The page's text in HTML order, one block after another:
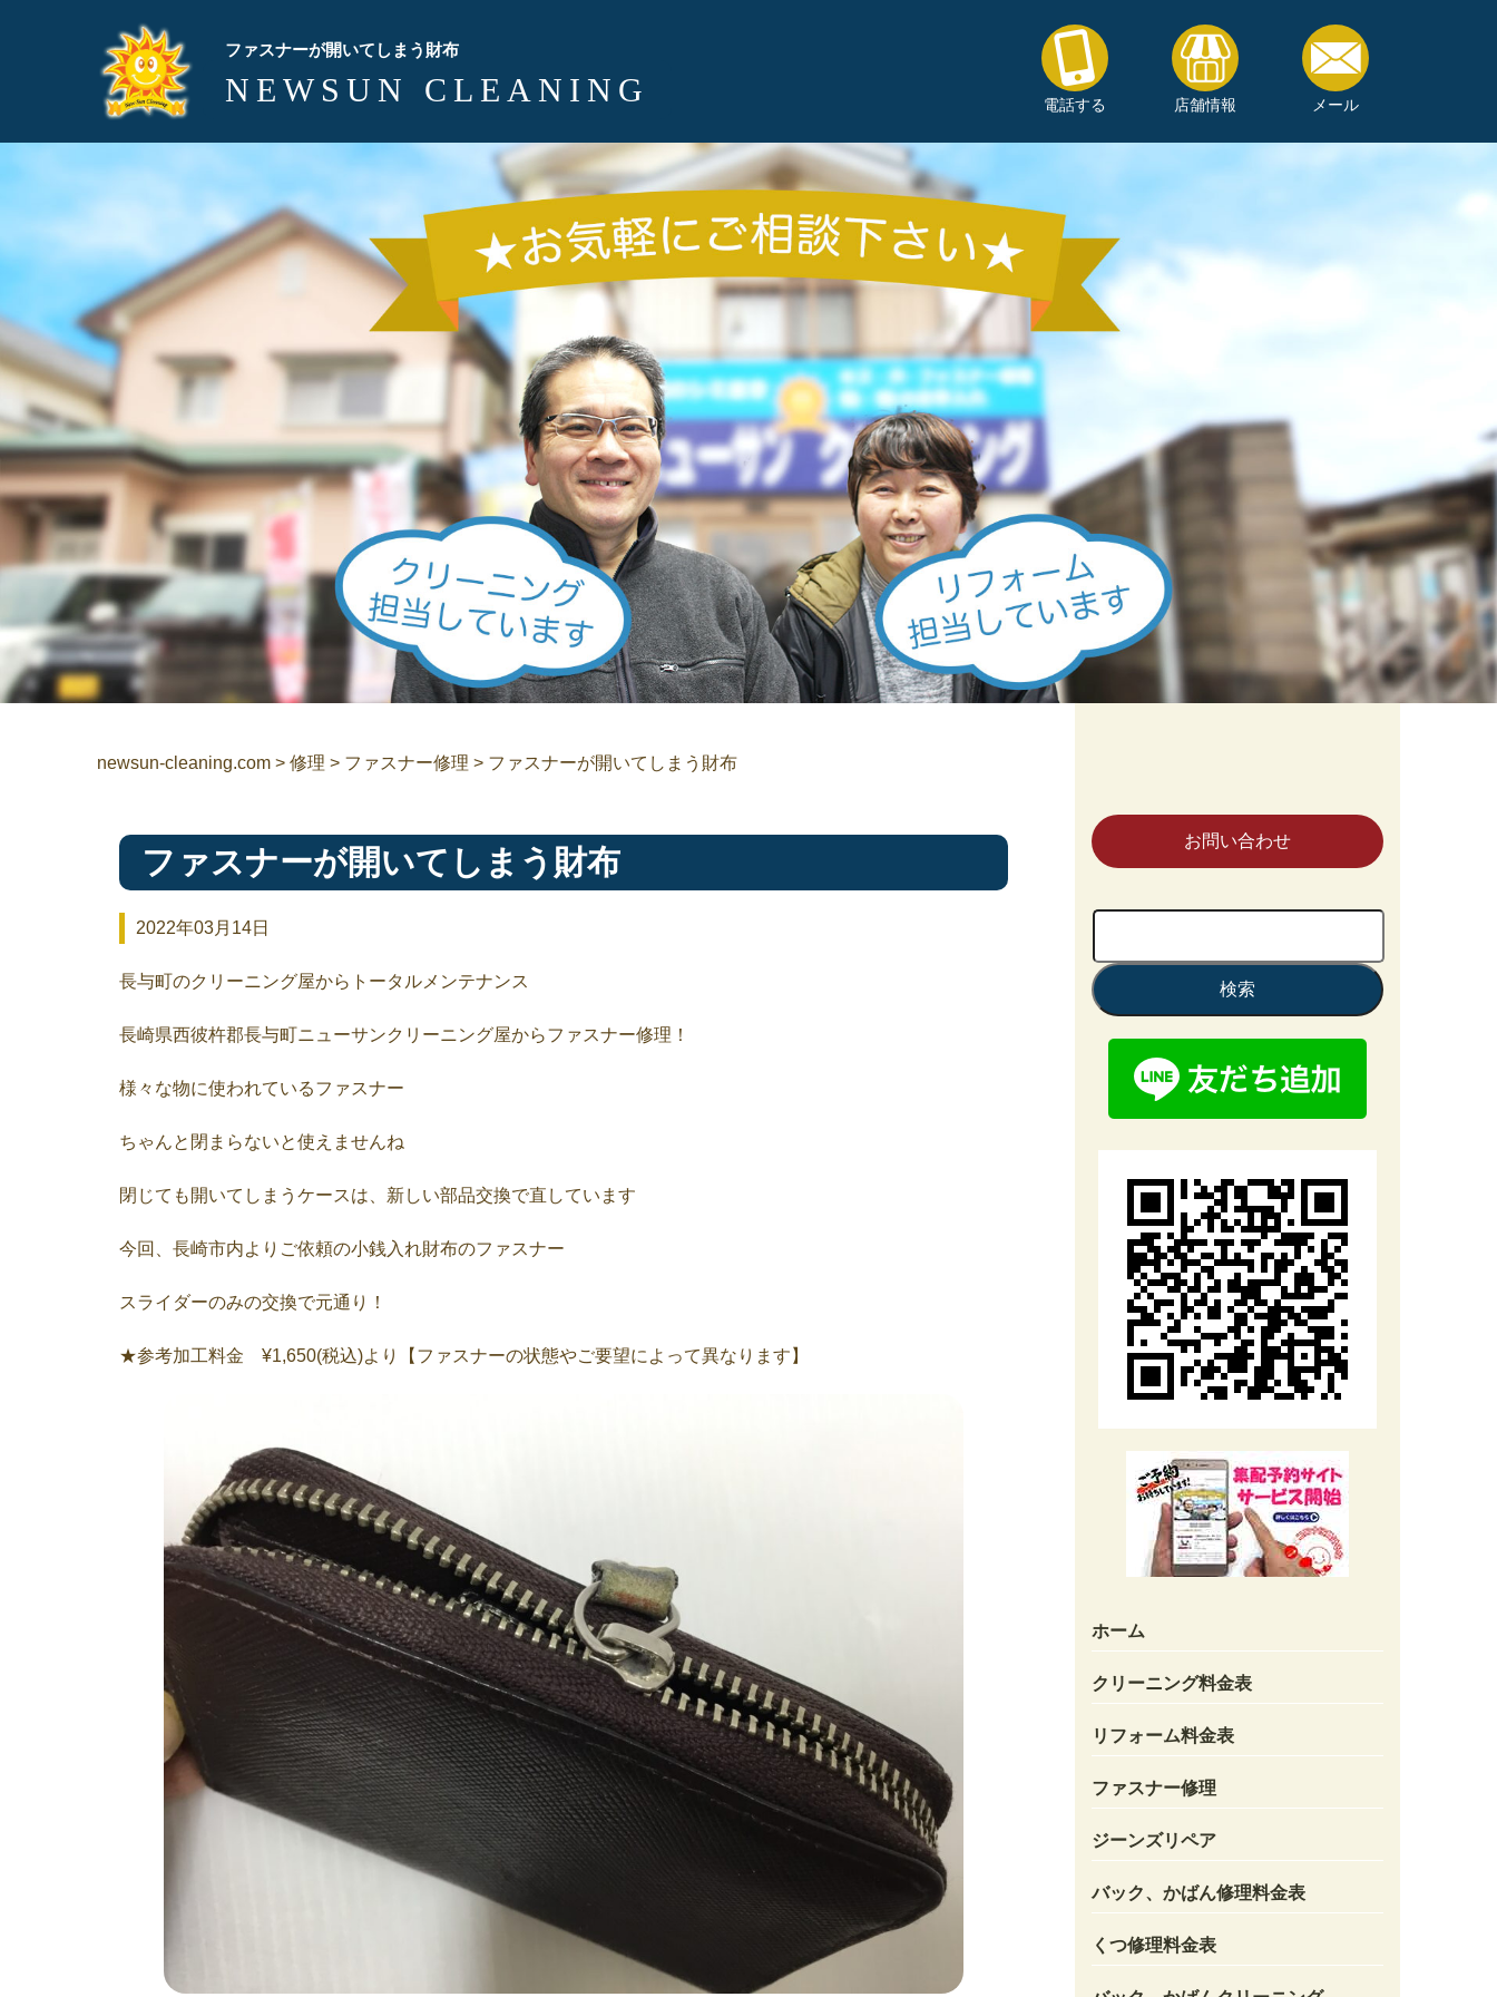
ファスナーが開いてしまう財布
NEWSUN CLEANING 電話する 店舗情報 メール
お問い合わせ
索:
ホーム
クリーニング料金表
リフォーム料金表
ファスナー修理
ジーンズリペア
バック、かばん修理料金表
くつ修理料金表
newsun-cleaning.com > 修理 > ファスナー修理 > ファスナーが開いてしまう財布
ファスナーが開いてしまう財布
2022年03月14日
長与町のクリーニング屋からトータルメンテナンス
長崎県西彼杵郡長与町ニューサンクリーニング屋からファスナー修理！
様々な物に使われているファスナー
ちゃんと閉まらないと使えませんね
閉じても開いてしまうケースは、新しい部品交換で直しています
今回、長崎市内よりご依頼の小銭入れ財布のファスナー
スライダーのみの交換で元通り！
★参考加工料金 ¥1,650(税込)より【ファスナーの状態やご要望によって異なります】